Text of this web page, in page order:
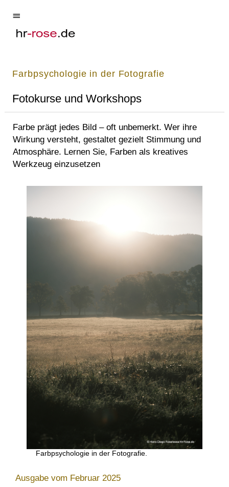
Farbpsychologie in der Fotografie
Fotokurse und Workshops
Farbe prägt jedes Bild – oft unbemerkt. Wer ihre
Wirkung versteht, gestaltet gezielt Stimmung und
Atmosphäre. Lernen Sie, Farben als kreatives
Werkzeug einzusetzen
Farbpsychologie in der Fotografie.
Ausgabe vom Februar 2025